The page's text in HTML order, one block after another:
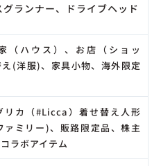
グランナー、ドライブヘッド
（ハウス）、お店（ショッ
(洋服)、家具小物、海外限定
リカ（#Licca）着せ替え人形
ァミリー)、販路限定品、株主
ラボアイテム